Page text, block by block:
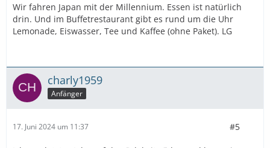
Wir fahren Japan mit der Millennium. Essen ist natürlich
drin. Und im Buffetrestaurant gibt es rund um die Uhr
Lemonade, Eiswasser, Tee und Kaffee (ohne Paket). LG
charly1959
Anfänger
17. Juni 2024 um 11:37 #5